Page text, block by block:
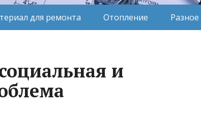
для ремонта Отопление Разное
и